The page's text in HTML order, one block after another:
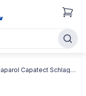
Caparol Capatect Schlagdubel 061 (CT Carbon Fix) Сертифицированный пластиковый забиваемый дюбель для систем утепления фасада Caparol